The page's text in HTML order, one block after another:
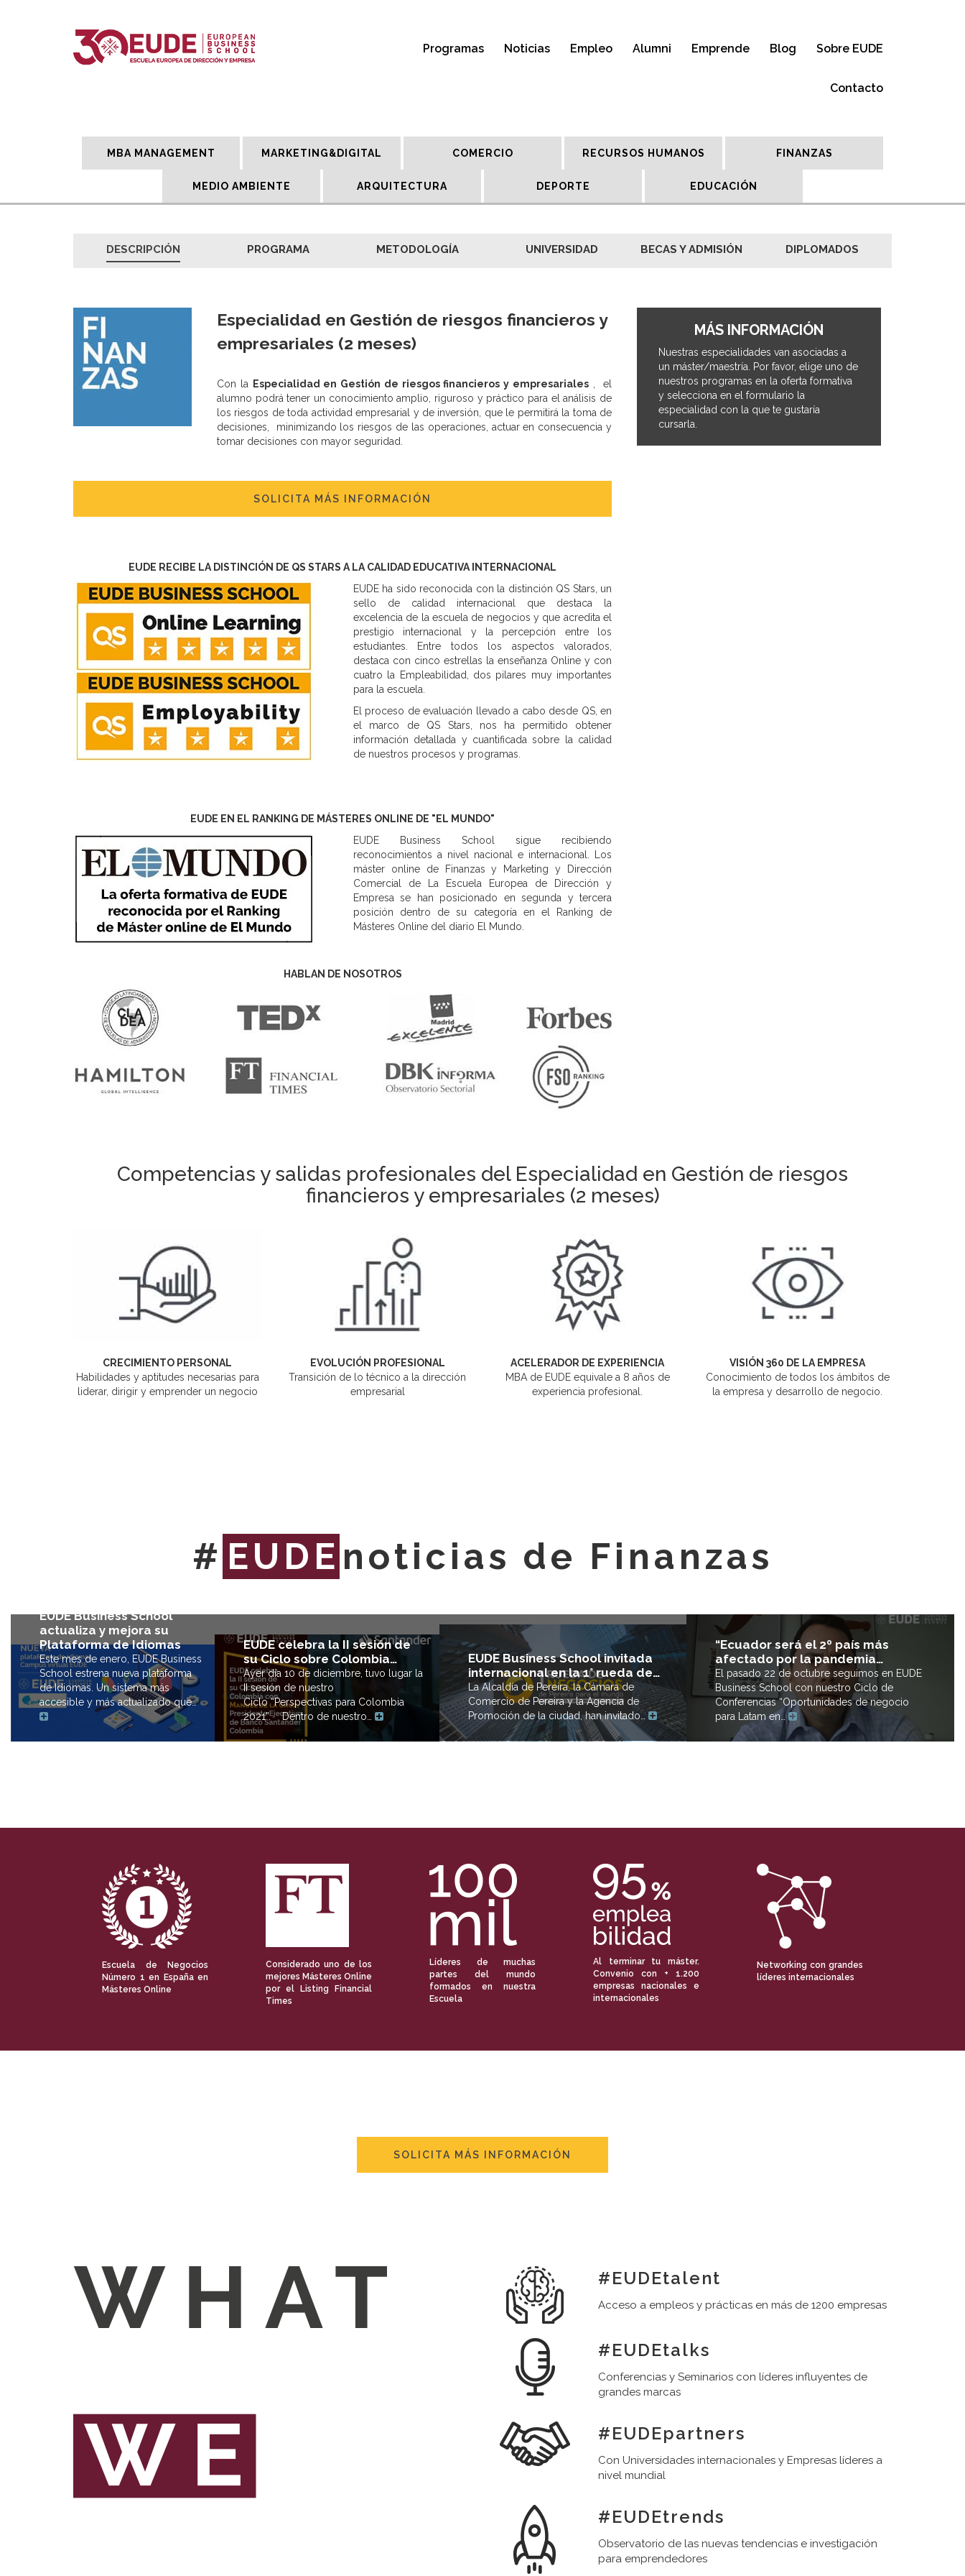
Programas Noticias Empleo Alumni Emprende Blog Sobre EUDE
Contacto
MBA MANAGEMENT MARKETING&DIGITAL COMERCIO RECURSOS HUMANOS FINANZAS
MEDIO AMBIENTE ARQUITECTURA DEPORTE EDUCACIÓN
DESCRIPCIÓN PROGRAMA METODOLOGÍA UNIVERSIDAD BECAS Y ADMISIÓN DIPLOMADOS
Especialidad en Gestión de riesgos financieros y
empresariales (2 meses)
Con la Especialidad en Gestión de riesgos financieros y empresariales, el
alumno podrá tener un conocimiento amplio, riguroso y práctico para el análisis de
los riesgos de toda actividad empresarial y de inversión, que le permitirá la toma de
decisiones, minimizando los riesgos de las operaciones, actuar en consecuencia y
tomar decisiones con mayor seguridad.
SOLICITA MÁS INFORMACIÓN
EUDE RECIBE LA DISTINCIÓN DE QS STARS A LA CALIDAD EDUCATIVA INTERNACIONAL
EUDE ha sido reconocida con la distinción QS Stars, un
sello de calidad internacional que destaca la
excelencia de la escuela de negocios y que acredita el
prestigio internacional y la percepción entre los
estudiantes. Entre todos los aspectos valorados,
destaca con cinco estrellas la enseñanza Online y con
cuatro la Empleabilidad, dos pilares muy importantes
para la escuela.
El proceso de evaluación llevado a cabo desde QS, en
el marco de QS Stars, nos ha permitido obtener
información detallada y cuantificada sobre la calidad
de nuestros procesos y programas.
EUDE EN EL RANKING DE MÁSTERES ONLINE DE "EL MUNDO"
EUDE Business School sigue recibiendo
reconocimientos a nivel nacional e internacional. Los
máster online de Finanzas y Marketing y Dirección
Comercial de La Escuela Europea de Dirección y
Empresa se han posicionado en segunda y tercera
posición dentro de su categoría en el Ranking de
Másteres Online del diario El Mundo.
HABLAN DE NOSOTROS
MÁS INFORMACIÓN
Nuestras especialidades van asociadas a
un máster/maestría. Por favor, elige uno de
nuestros programas en la oferta formativa
y selecciona en el formulario la
especialidad con la que te gustaría
cursarla.
Competencias y salidas profesionales del Especialidad en Gestión de riesgos
financieros y empresariales (2 meses)
CRECIMIENTO PERSONAL
Habilidades y aptitudes necesarias para
liderar, dirigir y emprender un negocio
EVOLUCIÓN PROFESIONAL
Transición de lo técnico a la dirección
empresarial
ACELERADOR DE EXPERIENCIA
MBA de EUDE equivale a 8 años de
experiencia profesional.
VISIÓN 360 DE LA EMPRESA
Conocimiento de todos los ámbitos de
la empresa y desarrollo de negocio.
# EUDE noticias de Finanzas
EUDE Business School
actualiza y mejora su
Plataforma de Idiomas
Este mes de enero, EUDE Business
School estrena nueva plataforma
de Idiomas. Un sistema más
accesible y más actualizado que…
EUDE celebra la II sesión de
su Ciclo sobre Colombia…
Ayer día 10 de diciembre, tuvo lugar la
II sesión de nuestro
Ciclo “Perspectivas para Colombia
2021”. Dentro de nuestro…
EUDE Business School invitada
internacional en la 1° rueda de…
La Alcaldía de Pereira, la Cámara de
Comercio de Pereira y la Agencia de
Promoción de la ciudad, han invitado…
“Ecuador será el 2º país más
afectado por la pandemia…
El pasado 22 de octubre seguimos en EUDE
Business School con nuestro Ciclo de
Conferencias “Oportunidades de negocio
para Latam en…
Escuela de Negocios
Número 1 en España en
Másteres Online
Considerado uno de los
mejores Másteres Online
por el Listing Financial
Times
Líderes de muchas
partes del mundo
formados en nuestra
Escuela
Al terminar tu máster.
Convenio con + 1.200
empresas nacionales e
internacionales
Networking con grandes
líderes internacionales
SOLICITA MÁS INFORMACIÓN
#EUDEtalent
Acceso a empleos y prácticas en más de 1200 empresas
#EUDEtalks
Conferencias y Seminarios con líderes influyentes de
grandes marcas
#EUDEpartners
Con Universidades internacionales y Empresas líderes a
nivel mundial
#EUDEtrends
Observatorio de las nuevas tendencias e investigación
para emprendedores